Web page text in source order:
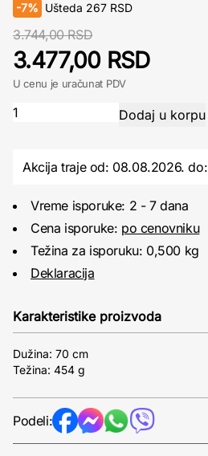
-7% Ušteda 267 RSD
3.744,00 RSD
3.477,00 RSD
U cenu je uračunat PDV
Akcija traje od: 08.08.2026.do:
Vreme isporuke: 2 - 7 dana
Cena isporuke: po cenovniku
Težina za isporuku: 0,500 kg
Deklaracija
Karakteristike proizvoda
Dužina: 70 cm
Težina: 454 g
Podeli: